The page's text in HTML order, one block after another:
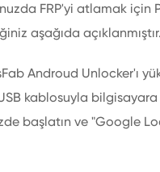
FRP'yi atlamak için
aşağıda açıklanmıştır.
Androud Unlocker'ı
USB kablosuyla
başlatın ve "Google